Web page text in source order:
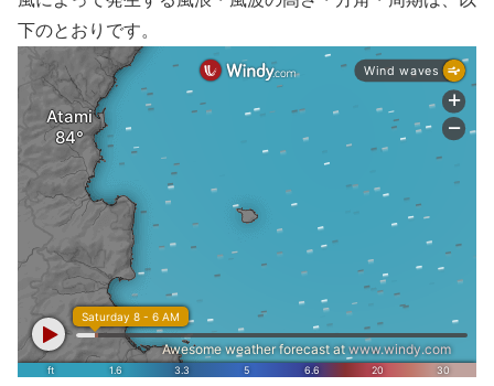
下のとおりです。